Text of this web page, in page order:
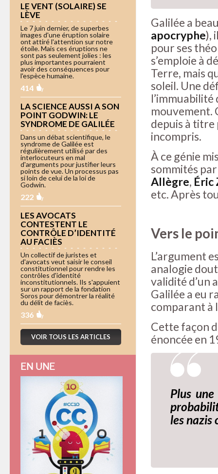
Galilée a
apocryphe),
pour ses
s’emploie à
Terre, mais
soleil. Une
l’immuabilité
mouvement.
depuis à titre
incompris.
À ce génie
sommités
Allègre, Éric
etc. Après
Vers le
L’argument
analogie
validité d’un
Galilée a eu
comparant à
Cette façon
énoncée en
Plus
les nazis
LE VENT (SOLAIRE) SE
LÈVE
Le 7 juin dernier, de superbes
images d'une éruption solaire
ont attiré l'attention sur notre
étoile. Mais ces éruptions ne
sont pas seulement jolies : les
plus importantes pourraient
avoir des conséquences pour
l'espèce humaine.
414
LA SCIENCE AUSSI A SON
POINT GODWIN: LE
SYNDROME DE GALILÉE
Dans un débat scientifique, le
syndrome de Galilée est
régulièrement utilisé par des
interlocuteurs en mal
d'arguments pour justifier leurs
points de vue. Un processus pas
si loin de celui de la loi de
Godwin.
222
LES AVOCATS
CONTESTENT LE
CONTRÔLE D’IDENTITÉ
AU FACIÈS
Un collectif de juristes et
d'avocats veut saisir le conseil
constitutionnel pour rendre les
contrôles d'identité
inconstitutionnels. Ils s'appuient
sur un rapport de la fondation
Soros pour démontrer la réalité
du délit de faciès.
336
VOIR TOUS LES ARTICLES
EN UNE